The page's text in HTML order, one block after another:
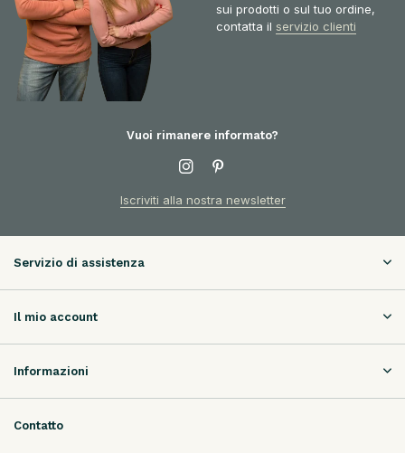
sui prodotti o sul tuo ordine,
contatta il servizio clienti
Vuoi rimanere informato?
Iscriviti alla nostra newsletter
Servizio di assistenza
Il mio account
Informazioni
Contatto